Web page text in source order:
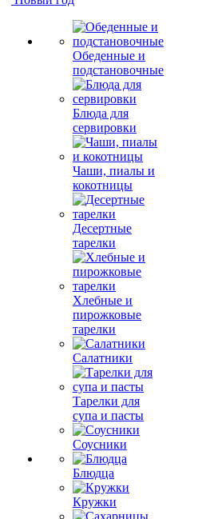
Обеденные и
подстановочные
Блюда для
сервировки
Чаши, пиалы и
кокотницы
Десертные
тарелки
Хлебные и
пирожковые
тарелки
Салатники
Тарелки для
супа и пасты
Соусники
Блюдца
Кружки